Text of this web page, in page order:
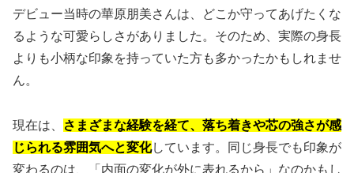
デビュー当時の華原朋美さんは、どこか守ってあげたくな
るような可愛らしさがありました。そのため、実際の身長
よりも小柄な印象を持っていた方も多かったかもしれませ
ん。
現在は、
さまざまな経験を経て、落ち着きや芯の強さが感
じられる雰囲気へと変化しています。同じ身長でも印象が
変わるのは、「内面の変化が外に表れるから」なのかもし